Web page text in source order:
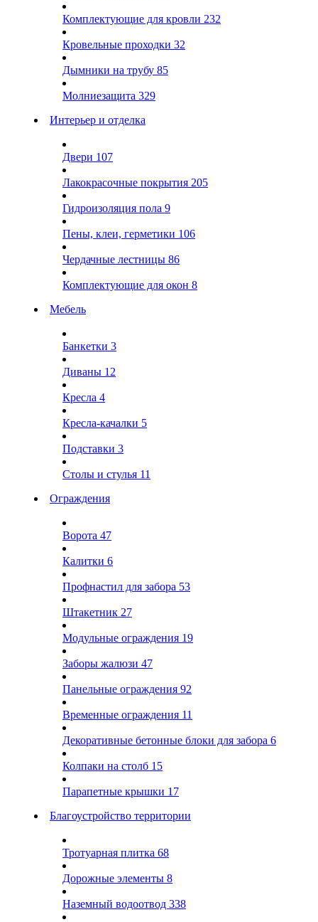
Комплектующие для кровли 232
Кровельные проходки 32
Дымники на трубу 85
Молниезащита 329
Интерьер и отделка
Двери 107
Лакокрасочные покрытия 205
Гидроизоляция пола 9
Пены, клеи, герметики 106
Чердачные лестницы 86
Комплектующие для окон 8
Мебель
Банкетки 3
Диваны 12
Кресла 4
Кресла-качалки 5
Подставки 3
Столы и стулья 11
Ограждения
Ворота 47
Калитки 6
Профнастил для забора 53
Штакетник 27
Модульные ограждения 19
Заборы жалюзи 47
Панельные ограждения 92
Временные ограждения 11
Декоративные бетонные блоки для забора 6
Колпаки на столб 15
Парапетные крышки 17
Благоустройство территории
Тротуарная плитка 68
Дорожные элементы 8
Наземный водоотвод 338